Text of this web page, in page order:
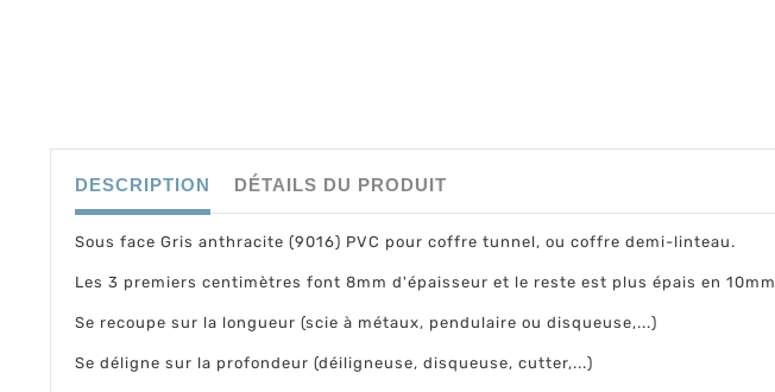
DESCRIPTION DÉTAILS DU PRODUIT
Sous face Gris anthracite (9016) PVC pour coffre tunnel, ou coffre demi-linteau.
Les 3 premiers centimètres font 8mm d'épaisseur et le reste est plus épais en 10mm
Se recoupe sur la longueur (scie à métaux, pendulaire ou disqueuse,...)
Se déligne sur la profondeur (déiligneuse, disqueuse, cutter,...)